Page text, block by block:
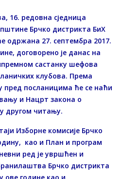
16. редовна сједница
Брчко дистрикта БиХ
одржана 27. септембра 2017.
договорено је данас на
састанку шефова
клубова. Према
посланицима ће се наћи
и Нацрт закона о
другом читању.
Изборне комисије Брчко
као и План и програм
ред је увршћен и
Брчко дистрикта